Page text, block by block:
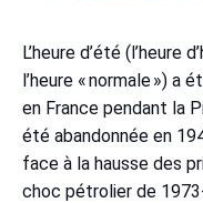
L’heure d’été (l’heure
l’heure « normale ») a
en France pendant la
été abandonnée en
face à la hausse des
choc pétrolier de